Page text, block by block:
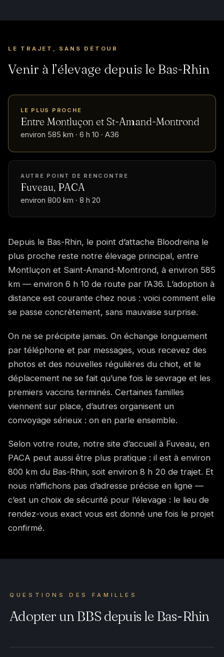
LE TRAJET, SANS DÉTOUR
Venir à l’élevage depuis le Bas-Rhin
LE PLUS PROCHE
Entre Montluçon et St-Amand-Montrond
environ 585 km · 6 h 10 · A36
AUTRE POINT DE RENCONTRE
Fuveau, PACA
environ 800 km · 8 h 20
Depuis le Bas-Rhin, le point d’attache Bloodreina le
plus proche reste notre élevage principal, entre
Montluçon et Saint-Amand-Montrond, à environ 585
km — environ 6 h 10 de route par l’A36. L’adoption à
distance est courante chez nous : voici comment elle
se passe concrètement, sans mauvaise surprise.
On ne se précipite jamais. On échange longuement
par téléphone et par messages, vous recevez des
photos et des nouvelles régulières du chiot, et le
déplacement ne se fait qu’une fois le sevrage et les
premiers vaccins terminés. Certaines familles
viennent sur place, d’autres organisent un
convoyage sérieux : on en parle ensemble.
Selon votre route, notre site d’accueil à Fuveau, en
PACA peut aussi être plus pratique : il est à environ
800 km du Bas-Rhin, soit environ 8 h 20 de trajet. Et
nous n’affichons pas d’adresse précise en ligne —
c’est un choix de sécurité pour l’élevage : le lieu de
rendez-vous exact vous est donné une fois le projet
confirmé.
QUESTIONS DES FAMILLES
Adopter un BBS depuis le Bas-Rhin